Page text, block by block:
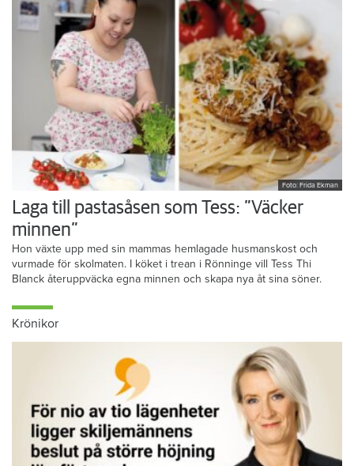
Foto: Frida Ekman
Laga till pastasåsen som Tess: ”Väcker
minnen”
Hon växte upp med sin mammas hemlagade husmanskost och
vurmade för skolmaten. I köket i trean i Rönninge vill Tess Thi
Blanck återuppväcka egna minnen och skapa nya åt sina söner.
Krönikor